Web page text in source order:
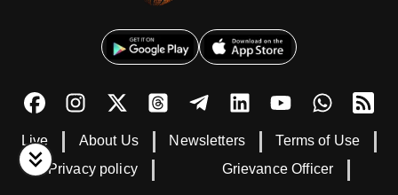
Live About Us Newsletters
Terms of Use
Privacy policy
Grievance Officer